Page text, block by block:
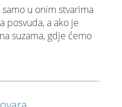
u onim stvarima
posvuda, a ako je
suzama, gdje ćemo